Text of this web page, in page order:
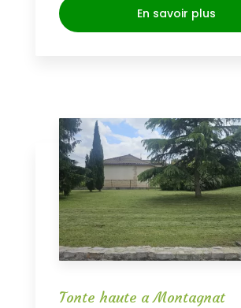
En savoir plus
Tonte haute a Montagnat